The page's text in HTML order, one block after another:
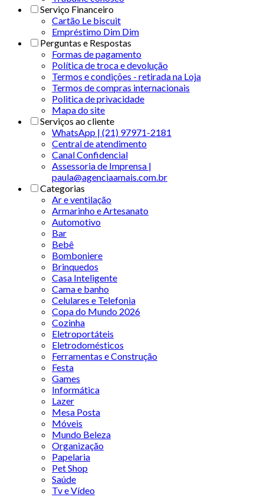
Serviço Financeiro
Cartão Le biscuit
Empréstimo Dim Dim
Perguntas e Respostas
Formas de pagamento
Política de troca e devolução
Termos e condições - retirada na Loja
Termos de compras internacionais
Politica de privacidade
Mapa do site
Serviços ao cliente
WhatsApp | (21) 97971-2181
Central de atendimento
Canal Confidencial
Assessoria de Imprensa |
paula@agenciaamais.com.br
Categorias
Ar e ventilação
Armarinho e Artesanato
Automotivo
Bar
Bebê
Bomboniere
Brinquedos
Casa Inteligente
Cama e banho
Celulares e Telefonia
Copa do Mundo 2026
Cozinha
Eletroportáteis
Eletrodomésticos
Ferramentas e Construção
Festa
Games
Informática
Lazer
Mesa Posta
Móveis
Mundo Beleza
Organização
Papelaria
Pet Shop
Saúde
Tv e Vídeo